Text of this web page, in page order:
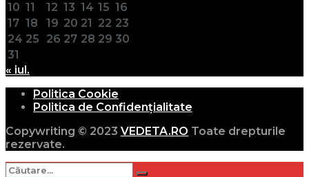
10 11 12 13 14 15 16
17 18 19 20 21 22 23
24 25 26 27 28 29 30
31
« iul.
Politica Cookie
Politica de Confidențialitate
Copywriting © 2023 VEDETA.RO Toate drepturile
rezervate.